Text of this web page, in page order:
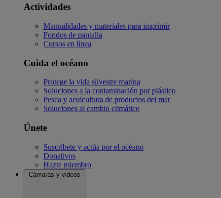
Actividades
Manualidades y materiales para imprimir
Fondos de pantalla
Cursos en línea
Cuida el océano
Protege la vida silvestre marina
Soluciones a la contaminación por plástico
Pesca y acuicultura de productos del mar
Soluciones al cambio climático
Únete
Suscríbete y actúa por el océano
Donativos
Hazte miembro
Cámaras y videos